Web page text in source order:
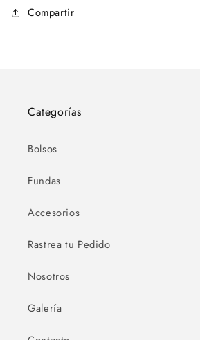
Compartir
Categorías
Bolsos
Fundas
Accesorios
Rastrea tu Pedido
Nosotros
Galería